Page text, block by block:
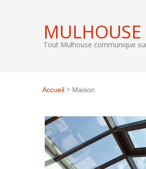
Tout Mulhouse communique
Accueil > Maison